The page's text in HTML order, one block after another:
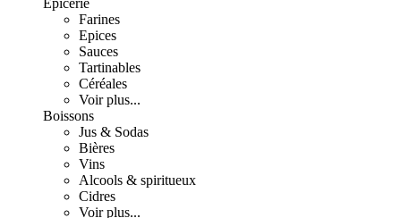
Epicerie
Farines
Epices
Sauces
Tartinables
Céréales
Voir plus...
Boissons
Jus & Sodas
Bières
Vins
Alcools & spiritueux
Cidres
Voir plus...